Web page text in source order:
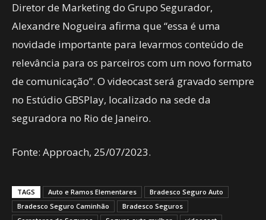
Diretor de Marketing do Grupo Segurador,
Alexandre Nogueira afirma que “essa é uma
novidade importante para levarmos conteúdo de
relevância para os parceiros com um novo formato
de comunicação”. O videocast será gravado sempre
no Estúdio GBSPlay, localizado na sede da
seguradora no Rio de Janeiro.
Fonte: Approach, 25/07/2023.
TAGS Auto e Ramos Elementares
Bradesco Seguro Auto
Bradesco Seguro Caminhão
Bradesco Seguros